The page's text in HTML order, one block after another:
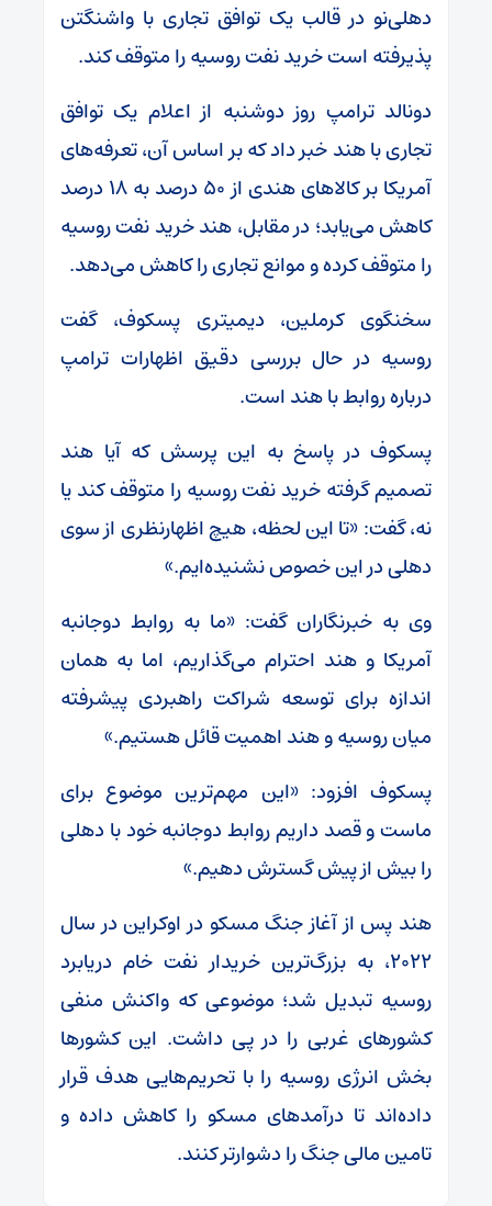
دهلی‌نو در قالب یک توافق تجاری با واشنگتن
پذیرفته است خرید نفت روسیه را متوقف کند.
دونالد ترامپ روز دوشنبه از اعلام یک توافق
تجاری با هند خبر داد که بر اساس آن، تعرفه‌های
آمریکا بر کالا‌های هندی از ۵۰ درصد به ۱۸ درصد
کاهش می‌یابد؛ در مقابل، هند خرید نفت روسیه
را متوقف کرده و موانع تجاری را کاهش می‌دهد.
سخنگوی کرملین، دیمیتری پسکوف، گفت
روسیه در حال بررسی دقیق اظهارات ترامپ
درباره روابط با هند است.
پسکوف در پاسخ به این پرسش که آیا هند
تصمیم گرفته خرید نفت روسیه را متوقف کند یا
نه، گفت: «تا این لحظه، هیچ اظهارنظری از سوی
دهلی در این خصوص نشنیده‌ایم.»
وی به خبرنگاران گفت: «ما به روابط دوجانبه
آمریکا و هند احترام می‌گذاریم، اما به همان
اندازه برای توسعه شراکت راهبردی پیشرفته
میان روسیه و هند اهمیت قائل هستیم.»
پسکوف افزود: «این مهم‌ترین موضوع برای
ماست و قصد داریم روابط دوجانبه خود با دهلی
را بیش از پیش گسترش دهیم.»
هند پس از آغاز جنگ مسکو در اوکراین در سال
۲۰۲۲، به بزرگ‌ترین خریدار نفت خام دریابرد
روسیه تبدیل شد؛ موضوعی که واکنش منفی
کشور‌های غربی را در پی داشت. این کشور‌ها
بخش انرژی روسیه را با تحریم‌هایی هدف قرار
داده‌اند تا درآمد‌های مسکو را کاهش داده و
تامین مالی جنگ را دشوارتر کنند.